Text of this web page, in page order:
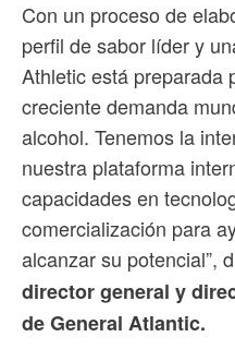
Con un proceso de
perfil de sabor líder y
Athletic está preparada
creciente demanda
alcohol. Tenemos la
nuestra plataforma
capacidades en
comercialización para
alcanzar su potencial”,
director general y
de General Atlantic.